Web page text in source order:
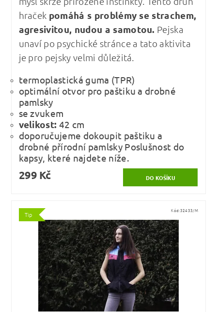
hraček pomáhá s problémy se strachem,
agresivitou, nudou a samotou. Pejska
unaví po psychické stránce a tato aktivita
je pro pejsky velmi důležitá.
termoplastická guma (TPR)
optimální otvor pro paštiku a drobné
pamlsky
se zvukem
velikost: 42 cm
doporučujeme dokoupit paštiku a
drobné přírodní pamlsky Poslušnost do
kapsy, které najdete níže.
299 Kč
Tip
Kód:32433/M